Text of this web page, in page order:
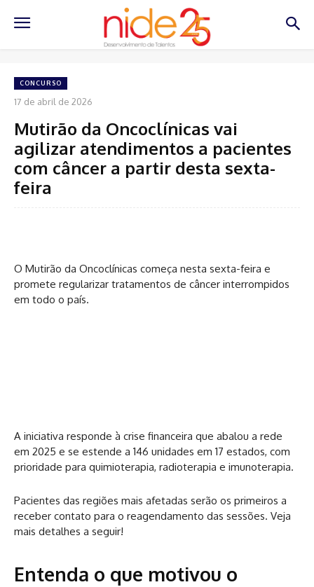
CONCURSO
17 de abril de 2026
Mutirão da Oncoclínicas vai
agilizar atendimentos a pacientes
com câncer a partir desta sexta-
feira
O Mutirão da Oncoclínicas começa nesta sexta-feira e
promete regularizar tratamentos de câncer interrompidos
em todo o país.
A iniciativa responde à crise financeira que abalou a rede
em 2025 e se estende a 146 unidades em 17 estados, com
prioridade para quimioterapia, radioterapia e imunoterapia.
Pacientes das regiões mais afetadas serão os primeiros a
receber contato para o reagendamento das sessões. Veja
mais detalhes a seguir!
Entenda o que motivou o